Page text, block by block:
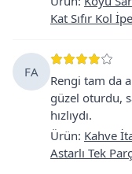
Kat Sıfır Kol
FA
Rengi tam da
güzel oturdu,
hızlıydı.
Ürün: Kahve
Astarlı Tek